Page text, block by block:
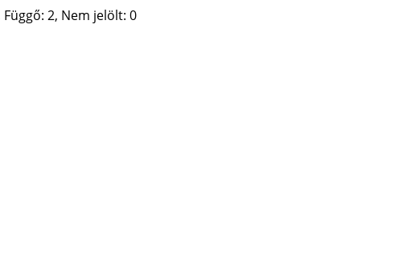
2, Nem jelölt: 0